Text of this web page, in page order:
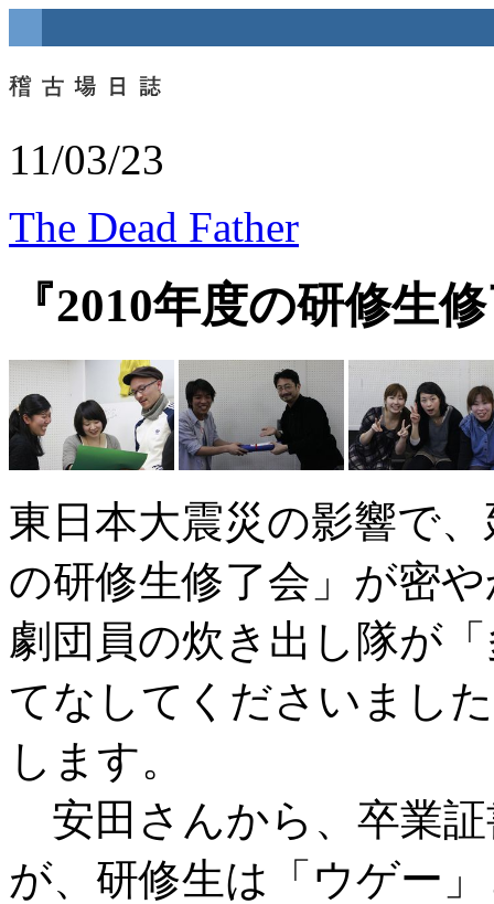
11/03/23
The Dead Father
『2010年度の研修生
東日本大震災の影響で
の研修生修了会」が密
劇団員の炊き出し隊が
てなしてくださいまし
します。
安田さんから、卒業
が、研修生は「ウゲー